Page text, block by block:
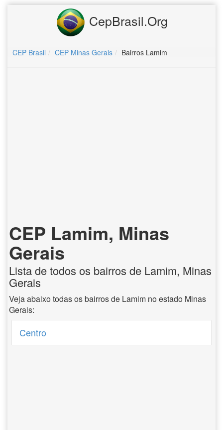
CepBrasil.Org
CEP Brasil CEP Minas Gerais Bairros Lamim
CEP Lamim, Minas
Gerais
Lista de todos os bairros de Lamim, Minas
Gerais
Veja abaixo todas os bairros de Lamim no estado Minas
Gerais:
Centro